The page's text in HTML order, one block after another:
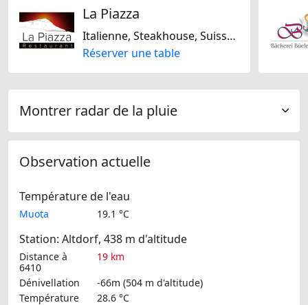
La Piazza
Italienne, Steakhouse, Suisse, Sans gluten
Réserver une table
Montrer radar de la pluie
Observation actuelle
Température de l'eau
Muota 19.1 °C
Station: Altdorf, 438 m d'altitude
Distance à
6410
19 km
Dénivellation
-66m (504 m d'altitude)
Température
28.6 °C